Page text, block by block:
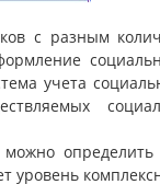
с разным
учета
уровень